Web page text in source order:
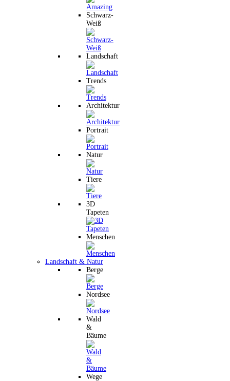
Schwarz-
Weiß
Landschaft
Trends
Architektur
Portrait
Natur
Tiere
3D
Tapeten
Menschen
Landschaft & Natur
Berge
Nordsee
Wald
&
Bäume
Wege